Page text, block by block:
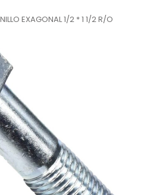
EXAGONAL 1/2 * 1 1/2 R/O